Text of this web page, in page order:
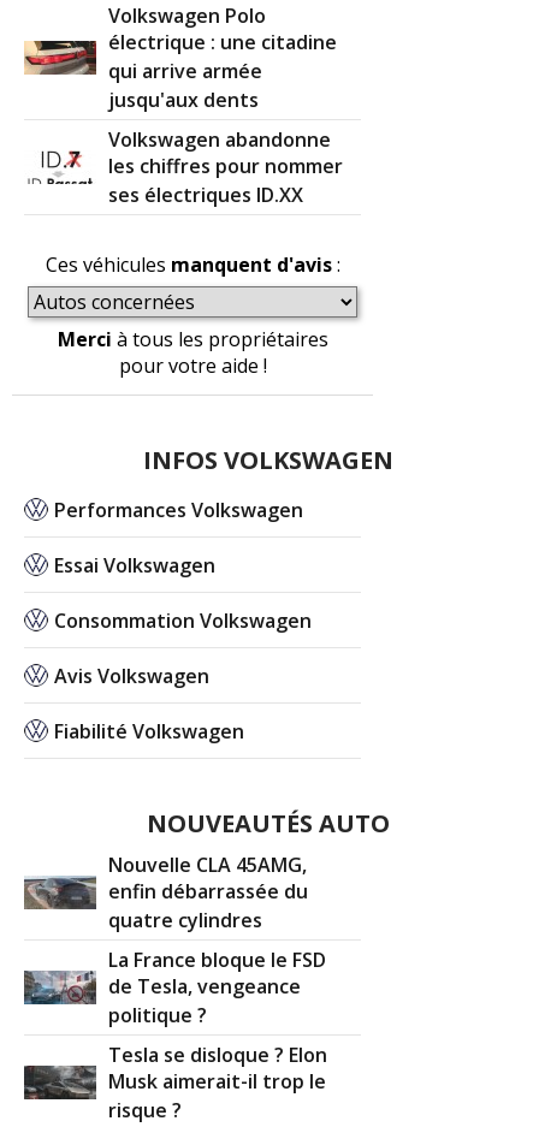
Volkswagen Polo
électrique : une citadine
qui arrive armée
jusqu'aux dents
Volkswagen abandonne
les chiffres pour nommer
ses électriques ID.XX
Ces véhicules manquent d'avis:
Merci à tous les propriétaires
pour votre aide !
INFOS VOLKSWAGEN
Performances Volkswagen
Essai Volkswagen
Consommation Volkswagen
Avis Volkswagen
Fiabilité Volkswagen
NOUVEAUTÉS AUTO
Nouvelle CLA 45AMG,
enfin débarrassée du
quatre cylindres
La France bloque le FSD
de Tesla, vengeance
politique ?
Tesla se disloque ? Elon
Musk aimerait-il trop le
risque ?